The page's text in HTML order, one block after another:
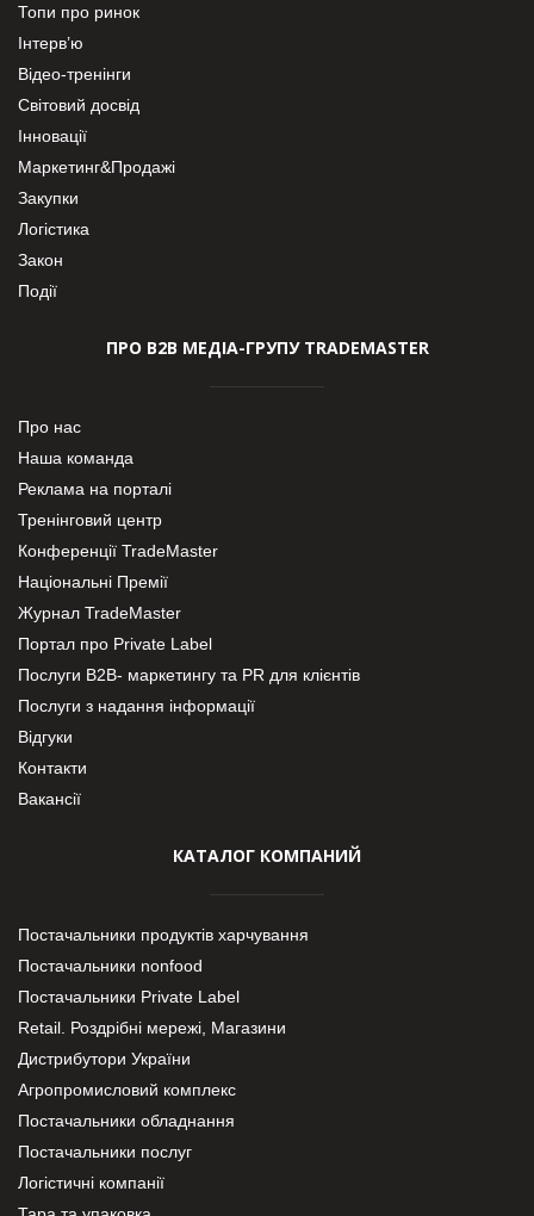
Топи про ринок
Інтерв’ю
Відео-тренінги
Світовий досвід
Інновації
Маркетинг&Продажі
Закупки
Логістика
Закон
Події
ПРО В2В МЕДІА-ГРУПУ TRADEMASTER
Про нас
Наша команда
Реклама на порталі
Тренінговий центр
Конференції TradeMaster
Національні Премії
Журнал TradeMaster
Портал про Private Label
Послуги В2В- маркетингу та PR для клієнтів
Послуги з надання інформації
Відгуки
Контакти
Вакансії
КАТАЛОГ КОМПАНИЙ
Постачальники продуктів харчування
Постачальники nonfood
Постачальники Private Label
Retail. Роздрібні мережі, Магазини
Дистрибутори України
Агропромисловий комплекс
Постачальники обладнання
Постачальники послуг
Логістичні компанії